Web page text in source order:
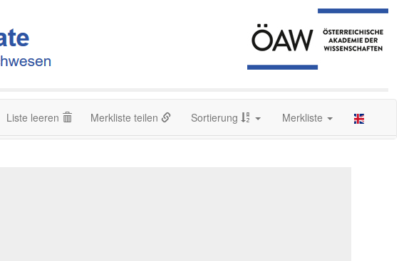
Liste leeren Merkliste teilen Sortierung Merkliste